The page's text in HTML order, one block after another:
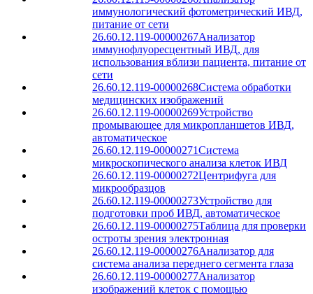
иммунологический фотометрический ИВД,
питание от сети
26.60.12.119-00000267Анализатор
иммунофлуоресцентный ИВД, для
использования вблизи пациента, питание от
сети
26.60.12.119-00000268Система обработки
медицинских изображений
26.60.12.119-00000269Устройство
промывающее для микропланшетов ИВД,
автоматическое
26.60.12.119-00000271Система
микроскопического анализа клеток ИВД
26.60.12.119-00000272Центрифуга для
микрообразцов
26.60.12.119-00000273Устройство для
подготовки проб ИВД, автоматическое
26.60.12.119-00000275Таблица для проверки
остроты зрения электронная
26.60.12.119-00000276Анализатор для
система анализа переднего сегмента глаза
26.60.12.119-00000277Анализатор
изображений клеток с помощью